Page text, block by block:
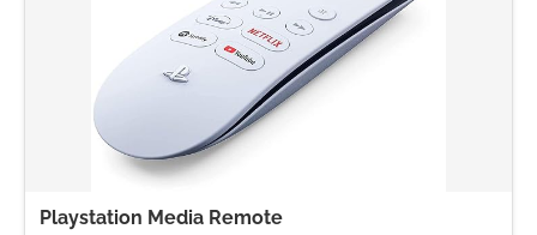
Playstation Media Remote